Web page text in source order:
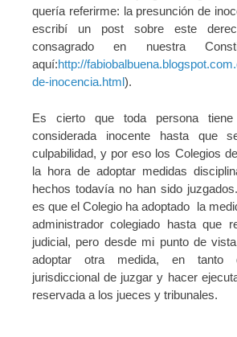
quería referirme: la presunción de
escribí un post sobre este
consagrado en nuestra
aquí:http://
de-inocencia.html).
Es cierto que toda persona
considerada inocente hasta que
culpabilidad, y por eso los Colegios
la hora de adoptar medidas
hechos todavía no han sido
es que el Colegio ha adoptado la
administrador colegiado hasta que
judicial, pero desde mi punto de
adoptar otra medida, en tanto
jurisdiccional de juzgar y hacer
reservada a los jueces y tribunales.